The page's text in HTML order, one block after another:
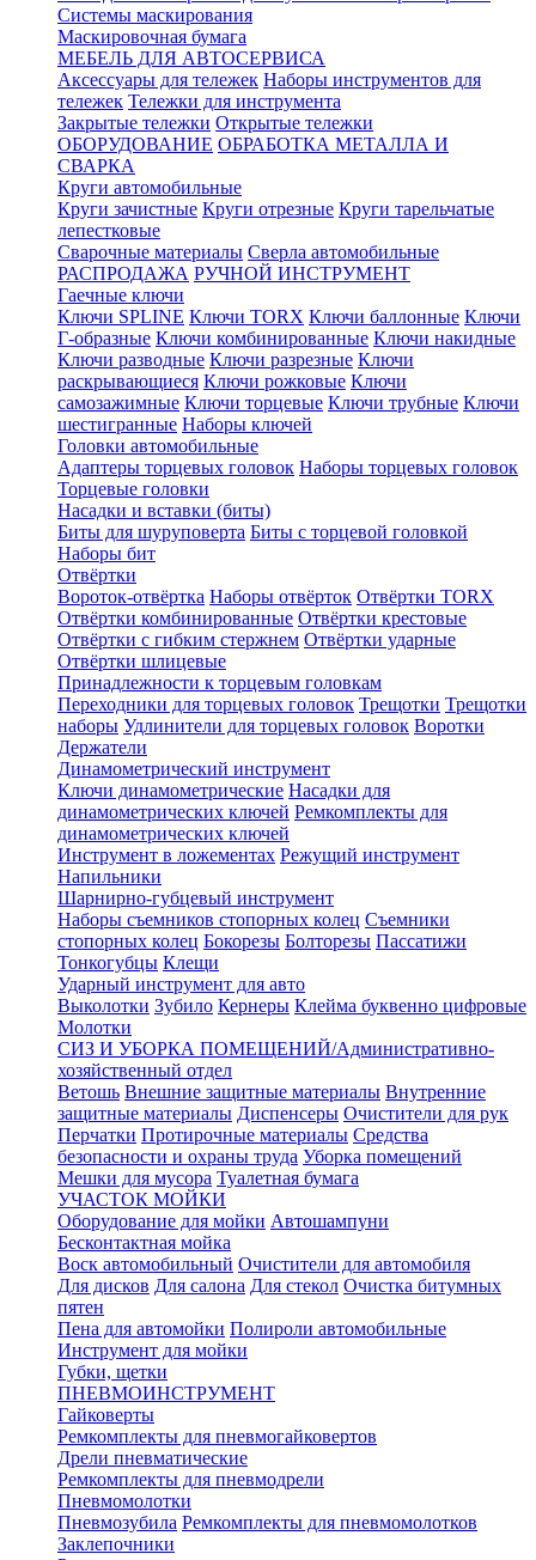
Системы маскирования
Маскировочная бумага
МЕБЕЛЬ ДЛЯ АВТОСЕРВИСА
Аксессуары для тележек Наборы инструментов для
тележек Тележки для инструмента
Закрытые тележки Открытые тележки
ОБОРУДОВАНИЕ ОБРАБОТКА МЕТАЛЛА И
СВАРКА
Круги автомобильные
Круги зачистные Круги отрезные Круги тарельчатые
лепестковые
Сварочные материалы Сверла автомобильные
РАСПРОДАЖА РУЧНОЙ ИНСТРУМЕНТ
Гаечные ключи
Ключи SPLINE Ключи TORX Ключи баллонные Ключи
Г-образные Ключи комбинированные Ключи накидные
Ключи разводные Ключи разрезные Ключи
раскрывающиеся Ключи рожковые Ключи
самозажимные Ключи торцевые Ключи трубные Ключи
шестигранные Наборы ключей
Головки автомобильные
Адаптеры торцевых головок Наборы торцевых головок
Торцевые головки
Насадки и вставки (биты)
Биты для шуруповерта Биты с торцевой головкой
Наборы бит
Отвёртки
Вороток-отвёртка Наборы отвёрток Отвёртки TORX
Отвёртки комбинированные Отвёртки крестовые
Отвёртки с гибким стержнем Отвёртки ударные
Отвёртки шлицевые
Принадлежности к торцевым головкам
Переходники для торцевых головок Трещотки Трещотки
наборы Удлинители для торцевых головок Воротки
Держатели
Динамометрический инструмент
Ключи динамометрические Насадки для
динамометрических ключей Ремкомплекты для
динамометрических ключей
Инструмент в ложементах Режущий инструмент
Напильники
Шарнирно-губцевый инструмент
Наборы съемников стопорных колец Съемники
стопорных колец Бокорезы Болторезы Пассатижи
Тонкогубцы Клещи
Ударный инструмент для авто
Выколотки Зубило Кернеры Клейма буквенно цифровые
Молотки
СИЗ И УБОРКА ПОМЕЩЕНИЙ/Административно-
хозяйственный отдел
Ветошь Внешние защитные материалы Внутренние
защитные материалы Диспенсеры Очистители для рук
Перчатки Протирочные материалы Средства
безопасности и охраны труда Уборка помещений
Мешки для мусора Туалетная бумага
УЧАСТОК МОЙКИ
Оборудование для мойки Автошампуни
Бесконтактная мойка
Воск автомобильный Очистители для автомобиля
Для дисков Для салона Для стекол Очистка битумных
пятен
Пена для автомойки Полироли автомобильные
Инструмент для мойки
Губки, щетки
ПНЕВМОИНСТРУМЕНТ
Гайковерты
Ремкомплекты для пневмогайковертов
Дрели пневматические
Ремкомплекты для пневмодрели
Пневмомолотки
Пневмозубила Ремкомплекты для пневмомолотков
Заклепочники